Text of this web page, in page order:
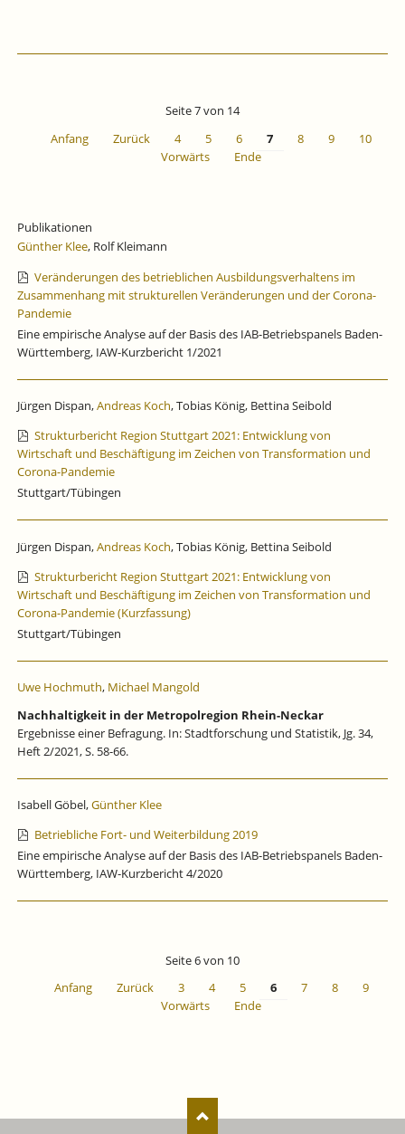
Seite 7 von 14
Anfang
Zurück 4 5 6 7 8 9
10
Vorwärts
Ende
Publikationen
Günther Klee, Rolf Kleimann
Veränderungen des betrieblichen Ausbildungsverhaltens im
Zusammenhang mit strukturellen Veränderungen und der Corona-
Pandemie
Eine empirische Analyse auf der Basis des IAB-Betriebspanels Baden-
Württemberg, IAW-Kurzbericht 1/2021
Jürgen Dispan,Andreas Koch, Tobias König, Bettina Seibold
Strukturbericht Region Stuttgart 2021: Entwicklung von
Wirtschaft und Beschäftigung im Zeichen von Transformation und
Corona-Pandemie
Stuttgart/Tübingen
Jürgen Dispan,Andreas Koch, Tobias König, Bettina Seibold
Strukturbericht Region Stuttgart 2021: Entwicklung von
Wirtschaft und Beschäftigung im Zeichen von Transformation und
Corona-Pandemie (Kurzfassung)
Stuttgart/Tübingen
Uwe Hochmuth, Michael Mangold
Nachhaltigkeit in der Metropolregion Rhein-Neckar
Ergebnisse einer Befragung. In: Stadtforschung und Statistik, Jg. 34,
Heft 2/2021, S. 58-66.
Isabell Göbel,Günther Klee
Betriebliche Fort- und Weiterbildung 2019
Eine empirische Analyse auf der Basis des IAB-Betriebspanels Baden-
Württemberg, IAW-Kurzbericht 4/2020
Seite 6 von 10
Anfang
Zurück 3 4 5 6 7 8
9
Vorwärts
Ende